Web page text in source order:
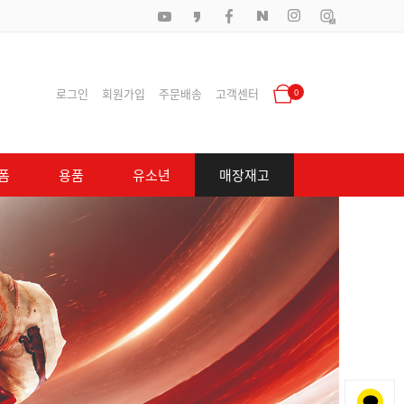
로그인 회원가입 주문배송 고객센터 0
용품 유소년 매장재고